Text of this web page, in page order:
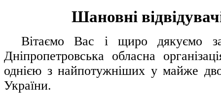
Шановні
Вітаємо Вас і щиро дякуємо за
Дніпропетровська обласна
однією з найпотужніших у майже
України.